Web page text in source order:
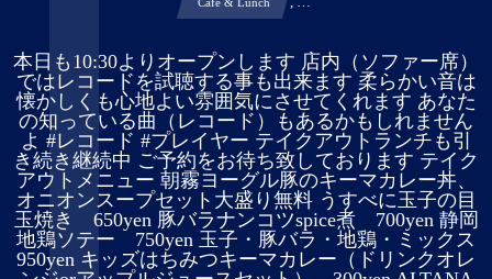
Cafe & Lunch
本日も10:30よりオープンします️ 店内（ソファー席）
ではレコードを試聴する事も出来ます 柔らかい音は
懐かしくも心地よい雰囲気にさせてくれます あなた
の知っている曲（レコード）もあるかもしれません
よ #レコード #プレイヤー テイクアウトランチも引
き続き継続中️ ご予約をお待ち致しております テイク
アウトメニュー 朝霧ヨーグル豚のキーマカレー丼、
オニオンスープセット大盛り無料 うすべに玉子の目
玉焼き 650yen 豚バラナンコツspice煮 700yen 静岡
地鶏ソテー 750yen 玉子・豚バラ・地鶏・ミックス
950yen キッズはちみつキーマカレー（ドリンクオレ